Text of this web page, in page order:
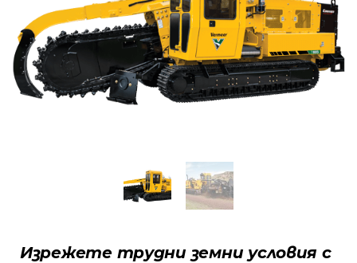
Изрежете трудни земни условия с